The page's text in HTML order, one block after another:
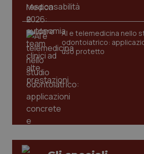
AI e telemedicina nello
odontoiatrico:
uso protetto
tracking-enable